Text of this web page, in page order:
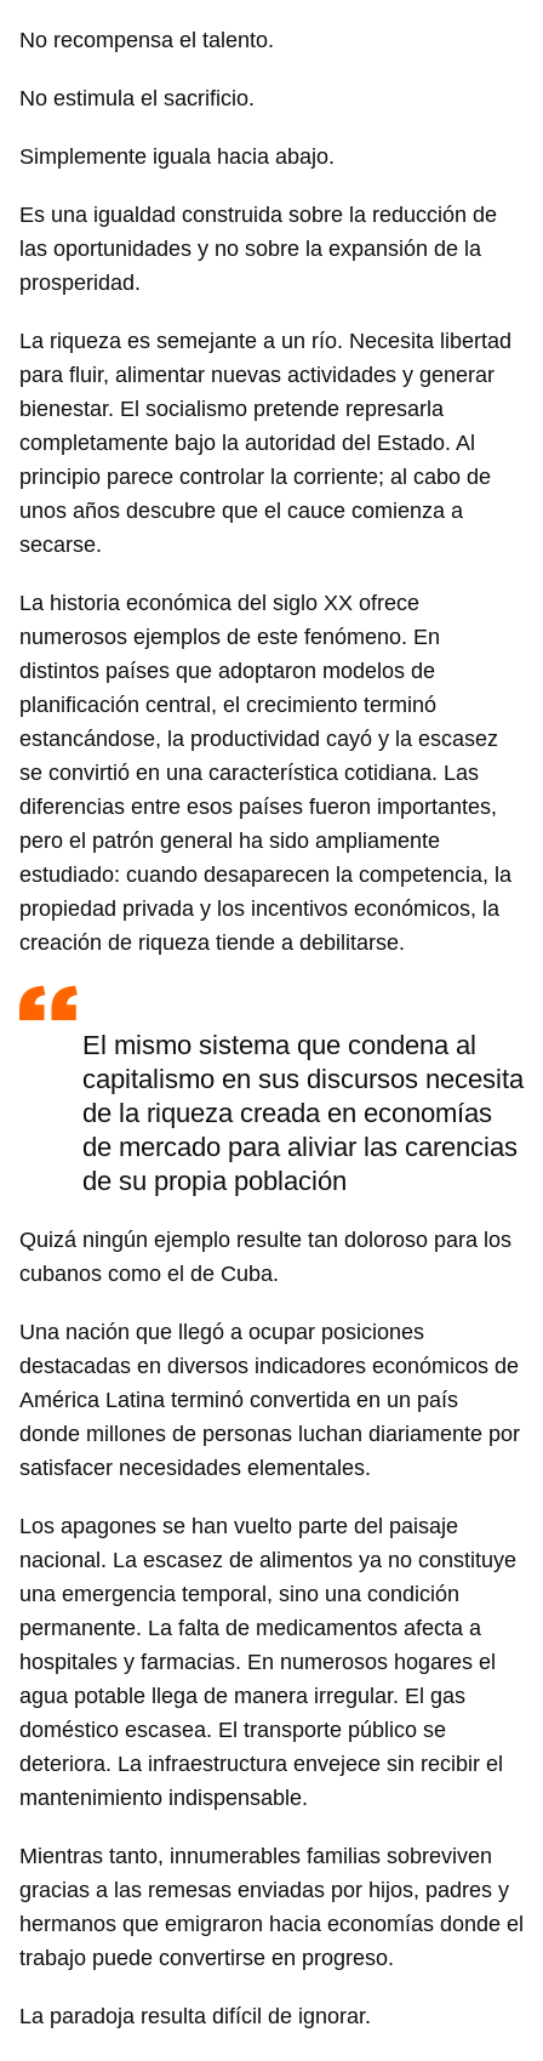
No recompensa el talento.
No estimula el sacrificio.
Simplemente iguala hacia abajo.
Es una igualdad construida sobre la reducción de
las oportunidades y no sobre la expansión de la
prosperidad.
La riqueza es semejante a un río. Necesita libertad
para fluir, alimentar nuevas actividades y generar
bienestar. El socialismo pretende represarla
completamente bajo la autoridad del Estado. Al
principio parece controlar la corriente; al cabo de
unos años descubre que el cauce comienza a
secarse.
La historia económica del siglo XX ofrece
numerosos ejemplos de este fenómeno. En
distintos países que adoptaron modelos de
planificación central, el crecimiento terminó
estancándose, la productividad cayó y la escasez
se convirtió en una característica cotidiana. Las
diferencias entre esos países fueron importantes,
pero el patrón general ha sido ampliamente
estudiado: cuando desaparecen la competencia, la
propiedad privada y los incentivos económicos, la
creación de riqueza tiende a debilitarse.
El mismo sistema que condena al
capitalismo en sus discursos necesita
de la riqueza creada en economías
de mercado para aliviar las carencias
de su propia población
Quizá ningún ejemplo resulte tan doloroso para los
cubanos como el de Cuba.
Una nación que llegó a ocupar posiciones
destacadas en diversos indicadores económicos de
América Latina terminó convertida en un país
donde millones de personas luchan diariamente por
satisfacer necesidades elementales.
Los apagones se han vuelto parte del paisaje
nacional. La escasez de alimentos ya no constituye
una emergencia temporal, sino una condición
permanente. La falta de medicamentos afecta a
hospitales y farmacias. En numerosos hogares el
agua potable llega de manera irregular. El gas
doméstico escasea. El transporte público se
deteriora. La infraestructura envejece sin recibir el
mantenimiento indispensable.
Mientras tanto, innumerables familias sobreviven
gracias a las remesas enviadas por hijos, padres y
hermanos que emigraron hacia economías donde el
trabajo puede convertirse en progreso.
La paradoja resulta difícil de ignorar.